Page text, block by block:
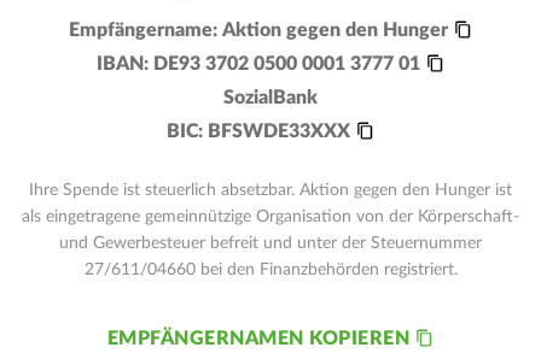
Empfängername: Aktion gegen den Hunger
IBAN: DE93 3702 0500 0001 3777 01
SozialBank
BIC: BFSWDE33XXX
Ihre Spende ist steuerlich absetzbar. Aktion gegen den Hunger ist
als eingetragene gemeinnützige Organisation von der Körperschaft-
und Gewerbesteuer befreit und unter der Steuernummer
27/611/04660 bei den Finanzbehörden registriert.
EMPFÄNGERNAMEN KOPIEREN